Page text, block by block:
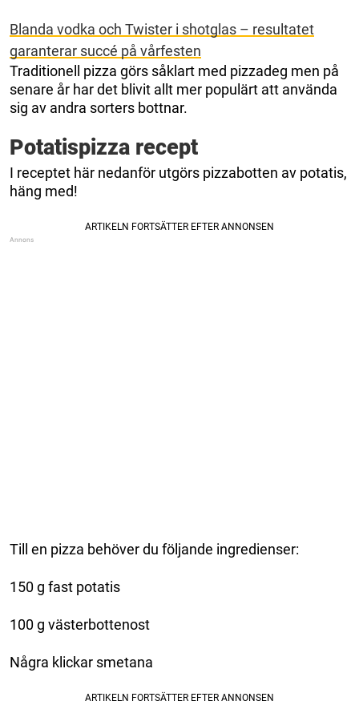
Blanda vodka och Twister i shotglas – resultatet
garanterar succé på vårfesten
Traditionell pizza görs såklart med pizzadeg men på
senare år har det blivit allt mer populärt att använda
sig av andra sorters bottnar.
Potatispizza recept
I receptet här nedanför utgörs pizzabotten av potatis,
häng med!
Till en pizza behöver du följande ingredienser:
150 g fast potatis
100 g västerbottenost
Några klickar smetana